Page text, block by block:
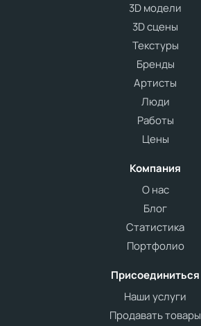
3D модели
3D сцены
Текстуры
Бренды
Артисты
Люди
Работы
Цены
Компания
О нас
Блог
Статистика
Портфолио
Присоединиться
Наши услуги
Продавать товары